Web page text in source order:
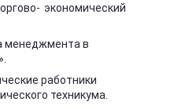
экономический
менеджмента в
работники
техникума.